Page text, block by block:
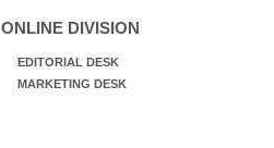
ONLINE DIVISION
EDITORIAL DESK
MARKETING DESK